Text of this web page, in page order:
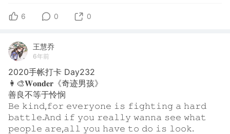
6 0 0
王慧乔
6年前
2020手帐打卡 Day232
👩‍🎨𝐖𝐨𝐧𝐝𝐞𝐫《奇迹男孩》
善良不等于怜悯
𝙱𝚎 𝚔𝚒𝚗𝚍,𝚏𝚘𝚛 𝚎𝚟𝚎𝚛𝚢𝚘𝚗𝚎 𝚒𝚜 𝚏𝚒𝚐𝚑𝚝𝚒𝚗𝚐 𝚊 𝚑𝚊𝚛𝚍
𝚋𝚊𝚝𝚝𝚕𝚎.𝙰𝚗𝚍 𝚒𝚏 𝚢𝚘𝚞 𝚛𝚎𝚊𝚕𝚕𝚢 𝚠𝚊𝚗𝚗𝚊 𝚜𝚎𝚎 𝚠𝚑𝚊𝚝
𝚙𝚎𝚘𝚙𝚕𝚎 𝚊𝚛𝚎,𝚊𝚕𝚕 𝚢𝚘𝚞 𝚑𝚊𝚟𝚎 𝚝𝚘 𝚍𝚘 𝚒𝚜 𝚕𝚘𝚘𝚔.